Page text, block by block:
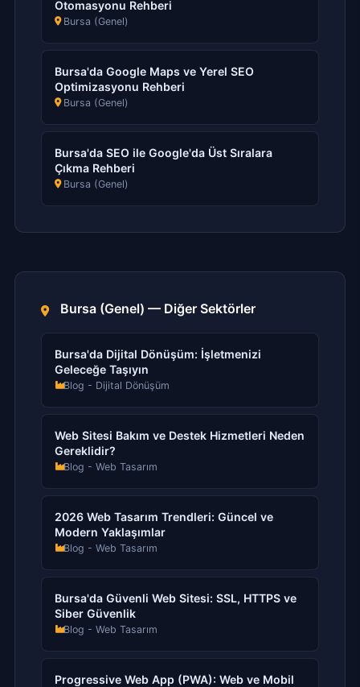
Otomasyonu Rehberi
Bursa (Genel)
Bursa'da Google Maps ve Yerel SEO
Optimizasyonu Rehberi
Bursa (Genel)
Bursa'da SEO ile Google'da Üst Sıralara
Çıkma Rehberi
Bursa (Genel)
Bursa (Genel) — Diğer Sektörler
Bursa'da Dijital Dönüşüm: İşletmenizi
Geleceğe Taşıyın
Blog - Dijital Dönüşüm
Web Sitesi Bakım ve Destek Hizmetleri Neden
Gereklidir?
Blog - Web Tasarım
2026 Web Tasarım Trendleri: Güncel ve
Modern Yaklaşımlar
Blog - Web Tasarım
Bursa'da Güvenli Web Sitesi: SSL, HTTPS ve
Siber Güvenlik
Blog - Web Tasarım
Progressive Web App (PWA): Web ve Mobil